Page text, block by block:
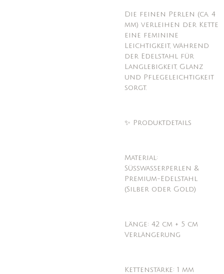
Die feinen Perlen (ca. 4
mm) verleihen der Kette
eine feminine
Leichtigkeit, während
der Edelstahl für
Langlebigkeit, Glanz
und Pflegeleichtigkeit
sorgt.
✨ Produktdetails
Material:
Süßwasserperlen &
Premium-Edelstahl
(Silber oder Gold)
Länge: 42 cm + 5 cm
Verlängerung
Kettenstärke: 1 mm